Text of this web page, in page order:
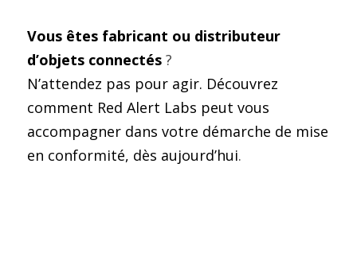
Vous êtes fabricant ou distributeur
d’objets connectés ?
N’attendez pas pour agir. Découvrez
comment Red Alert Labs peut vous
accompagner dans votre démarche de mise
en conformité, dès aujourd’hui.